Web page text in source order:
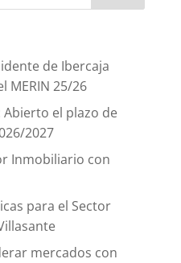
de Ibercaja
MERIN 25/26
el plazo de
2027
Inmobiliario con
para el Sector
mercados con